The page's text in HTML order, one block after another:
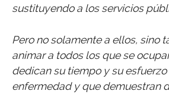
sustituyendo a los servicios
Pero no solamente a ellos, sino
animar a todos los que se
dedican su tiempo y su esfuerzo
enfermedad y que demuestran